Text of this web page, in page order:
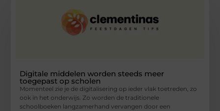
Digitale middelen worden steeds meer
toegepast op scholen
Momenteel zie je de digitalisering op ieder vlak toetreden, zo
ook in het onderwijs. Zo worden de traditionele
schoolboeken langzamerhand vervangen door een